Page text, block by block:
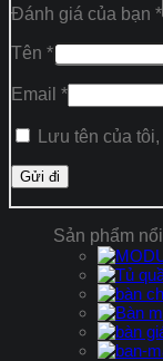
Đánh giá của bạn *
Tên *
Email *
Lưu tên của
Sản phẩm